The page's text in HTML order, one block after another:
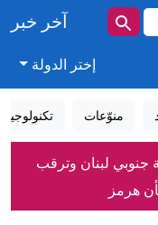
آخر خبر
إختر الدولة
منوّعات تكنولوجيا
جنوبي لبنان وترقب
هرمز
هل تتصاعد